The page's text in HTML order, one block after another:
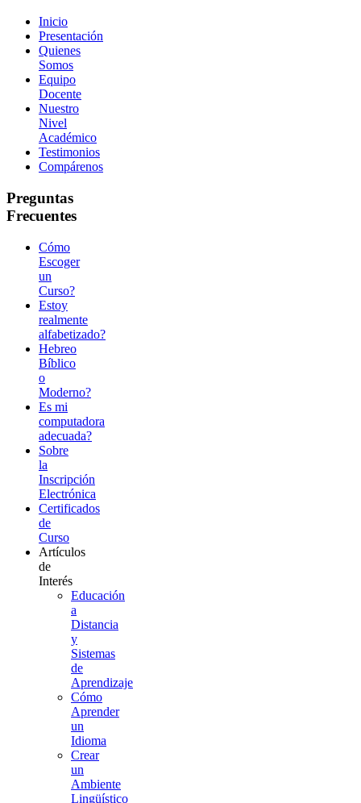
Inicio
Presentación
Quienes
Somos
Equipo
Docente
Nuestro
Nivel
Académico
Testimonios
Compárenos
Preguntas
Frecuentes
Cómo
Escoger
un
Curso?
Estoy
realmente
alfabetizado?
Hebreo
Bíblico
o
Moderno?
Es mi
computadora
adecuada?
Sobre
la
Inscripción
Electrónica
Certificados
de
Curso
Artículos
de
Interés
Educación
a
Distancia
y
Sistemas
de
Aprendizaje
Cómo
Aprender
un
Idioma
Crear
un
Ambiente
Lingüístico